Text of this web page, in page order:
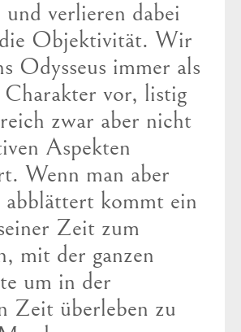
und verlieren dabei
Objektivität. Wir
Odysseus immer als
Charakter vor, listig
zwar aber nicht
Aspekten
Wenn man aber
abblättert kommt ein
Zeit zum
mit der ganzen
um in der
Zeit überleben zu